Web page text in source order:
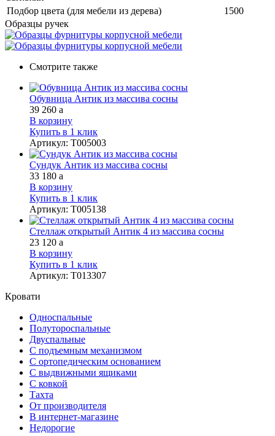
Подбор цвета (для мебели из дерева)
1500
Образцы ручек
Смотрите также
Обувница Антик из массива сосны
39 260 a
В корзину
Купить в 1 клик
Артикул: Т005003
Сундук Антик из массива сосны
33 180 a
В корзину
Купить в 1 клик
Артикул: Т005138
Стеллаж открытый Антик 4 из массива сосны
23 120 a
В корзину
Купить в 1 клик
Артикул: Т013307
Кровати
Односпальные
Полутороспальные
Двуспальные
С подъемным механизмом
С ортопедическим основанием
С выдвижными ящиками
С ковкой
Тахта
От производителя
В интернет-магазине
Недорогие